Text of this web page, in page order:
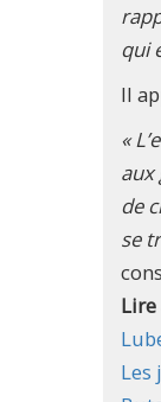
qui
Il
«
aux
de
se
Les